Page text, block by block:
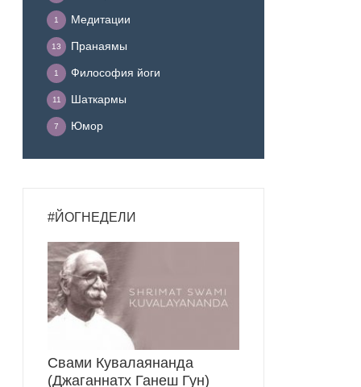
Медитации
1
Пранаямы
13
Философия йоги
1
Шаткармы
11
Юмор
7
#ЙОГНЕДЕЛИ
Свами Кувалаянанда
(Джаганнатх Ганеш Гун)